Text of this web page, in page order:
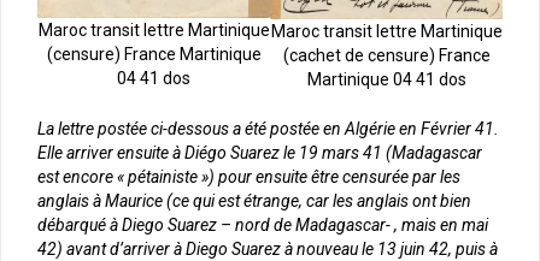
Maroc transit lettre Martinique
(censure) France Martinique
04 41 dos
Maroc transit lettre Martinique
(cachet de censure) France
Martinique 04 41 dos
La lettre postée ci-dessous a été postée en Algérie en Février 41.
Elle arriver ensuite à Diégo Suarez le 19 mars 41 (Madagascar
est encore « pétainiste ») pour ensuite être censurée par les
anglais à Maurice (ce qui est étrange, car les anglais ont bien
débarqué à Diego Suarez – nord de Madagascar- , mais en mai
42) avant d’arriver à Diego Suarez à nouveau le 13 juin 42, puis à